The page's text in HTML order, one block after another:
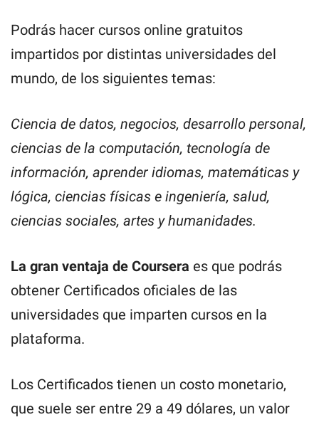
Podrás hacer cursos online gratuitos
impartidos por distintas universidades del
mundo, de los siguientes temas:
Ciencia de datos, negocios, desarrollo personal,
ciencias de la computación, tecnología de
información, aprender idiomas, matemáticas y
lógica, ciencias físicas e ingeniería, salud,
ciencias sociales, artes y humanidades.
La gran ventaja de Coursera es que podrás
obtener Certificados oficiales de las
universidades que imparten cursos en la
plataforma.
Los Certificados tienen un costo monetario,
que suele ser entre 29 a 49 dólares, un valor